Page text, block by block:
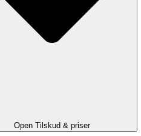
Open Tilskud & priser